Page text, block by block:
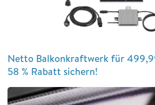
Netto Balkonkraftwerk für
58 % Rabatt sichern!